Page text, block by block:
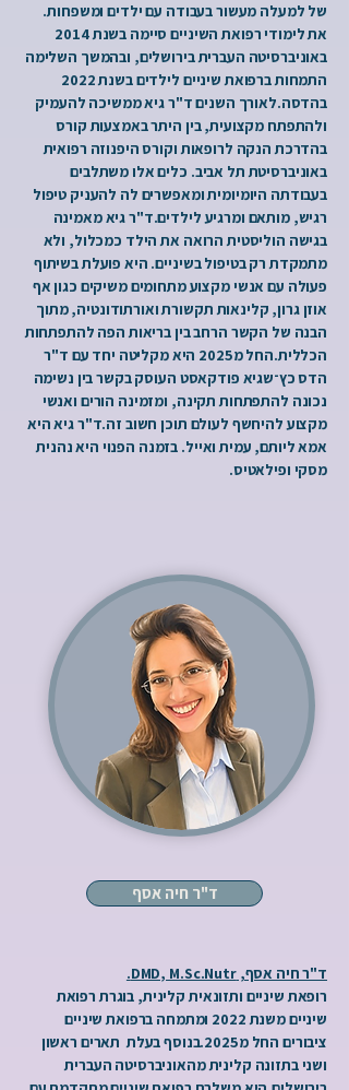
של למעלה מעשור בעבודה עם ילדים ומשפחות.
את לימודי רפואת השיניים סיימה בשנת 2014
באוניברסיטה העברית בירושלים, ובהמשך השלימה
התמחות ברפואת שיניים לילדים בשנת 2022
בהדסה.לאורך השנים ד"ר גיא ממשיכה להעמיק
ולהתפתח מקצועית, בין היתר באמצעות קורס
בהדרכת הנקה לרופאות וקורס היפנוזה רפואית
באוניברסיטת תל אביב. כלים אלו משתלבים
בעבודתה היומיומית ומאפשרים לה להעניק טיפול
רגיש, מותאם ומרגיעלילדים.ד"ר גיא מאמינה
בגישה הוליסטית הרואה את הילד כמכלול, ולא
מתמקדת רק בטיפול בשיניים. היא פועלת בשיתוף
פעולה עם אנשימקצוע מתחומים משיקים כגון אף
אוזן גרון, קלינאות תקשורת ואורתודונטיה, מתוך
הבנה של הקשר הרחב בין בריאות הפה להתפתחות
הכללית.החל מ2025 היא מקליטה יחד עם ד"ר
הדס כץ־שגיא פודקאסט העוסק בקשר בין נשימה
נכונה להתפתחות תקינה, ומזמינה הורים ואנשי
מקצוע להיחשף לעולם תוכן חשוב זה.ד"ר גיא היא
אמא ליותם, עמית ואייל. בזמנה הפנוי היא נהנית
מסקי ופילאטיס.
ד"ר חיה אסף
ד"ר חיה אסף, DMD, M.Sc.Nutr.
רופאת שיניים ותזונאית קלינית, בוגרת רפואת
שיניים משנת 2022 ומתמחה ברפואת שיניים
ציבורים החל מ2025.בנוסף בעלת תארים ראשון
ושני בתזונה קלינית מהאוניברסיטה העברית